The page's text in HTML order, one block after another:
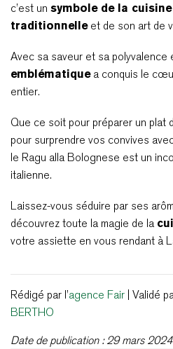
c’est un symbole de la
traditionnelleet de son art de
Avec sa saveur et sa polyvalence
emblématiquea conquis le
entier.
Que ce soit pour préparer un plat
pour surprendre vos convives
le Ragu alla Bolognese est un
italienne.
Laissez-vous séduire par ses
découvrez toute la magie de la
votre assiette en vous rendant à
Rédigé par l’agence Fair | Validé
BERTHO
Date de publication : 29 mars 2024